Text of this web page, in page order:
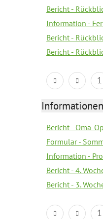
Bericht -
Information -
Bericht -
Bericht -
1
Bericht - Oma-
Formular -
Information -
Bericht - 4.
Bericht - 3.
1